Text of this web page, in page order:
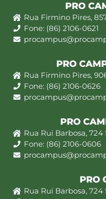
PRO
Rua Firmino Pires,
Fone: (86) 2106-0621
PRO
Rua Firmino Pires,
Fone: (86) 2106-0626
PRO
Rua Rui Barbosa, 724
Fone: (86) 2106-0606
PRO
Rua Rui Barbosa, 724